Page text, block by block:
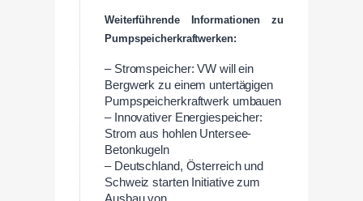
Weiterführende Informationen zu
Pumpspeicherkraftwerken:
– Stromspeicher: VW will ein
Bergwerk zu einem untertägigen
Pumpspeicherkraftwerk umbauen
– Innovativer Energiespeicher:
Strom aus hohlen Untersee-
Betonkugeln
– Deutschland, Österreich und
Schweiz starten Initiative zum
Ausbau von